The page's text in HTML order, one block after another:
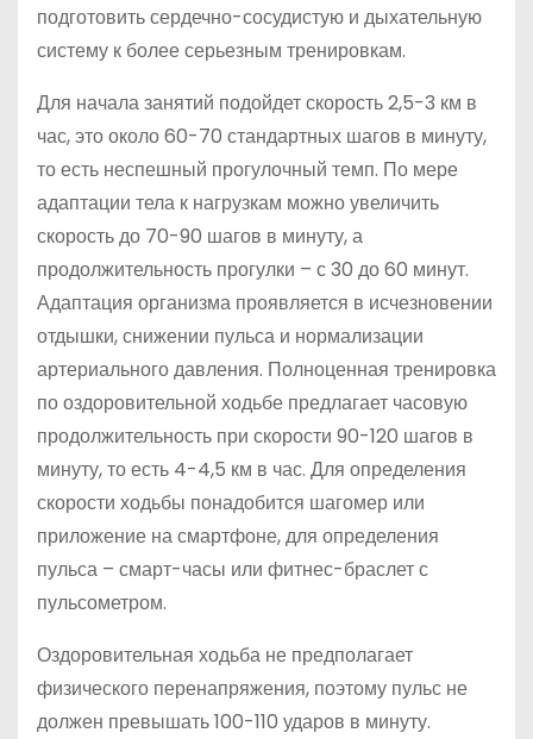
подготовить сердечно-сосудистую и дыхательную
систему к более серьезным тренировкам.
Для начала занятий подойдет скорость 2,5-3 км в
час, это около 60-70 стандартных шагов в минуту,
то есть неспешный прогулочный темп. По мере
адаптации тела к нагрузкам можно увеличить
скорость до 70-90 шагов в минуту, а
продолжительность прогулки – с 30 до 60 минут.
Адаптация организма проявляется в исчезновении
отдышки, снижении пульса и нормализации
артериального давления. Полноценная тренировка
по оздоровительной ходьбе предлагает часовую
продолжительность при скорости 90-120 шагов в
минуту, то есть 4-4,5 км в час. Для определения
скорости ходьбы понадобится шагомер или
приложение на смартфоне, для определения
пульса – смарт-часы или фитнес-браслет с
пульсометром.
Оздоровительная ходьба не предполагает
физического перенапряжения, поэтому пульс не
должен превышать 100-110 ударов в минуту.